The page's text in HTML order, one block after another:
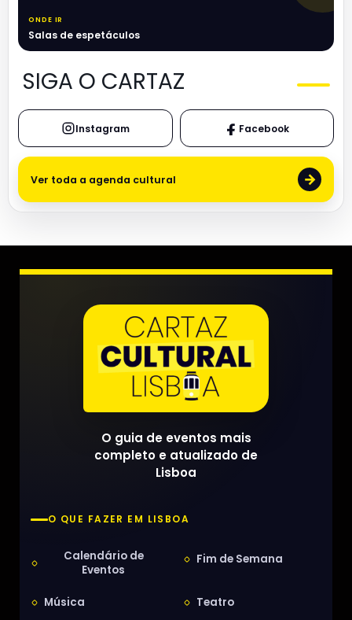
ONDE IR
Salas de espetáculos
SIGA O CARTAZ
Instagram Facebook
Ver toda a agenda cultural →
O guia de eventos mais
completo e atualizado de
Lisboa
O QUE FAZER EM LISBOA
Calendário de
Eventos
Fim de Semana
Música Teatro